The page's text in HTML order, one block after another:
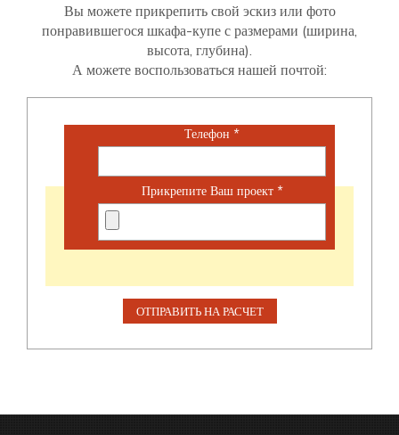
Вы можете прикрепить свой эскиз или фото
понравившегося шкафа-купе с размерами (ширина,
высота, глубина).
А можете воспользоваться нашей почтой:
Телефон *
Прикрепите Ваш проект *